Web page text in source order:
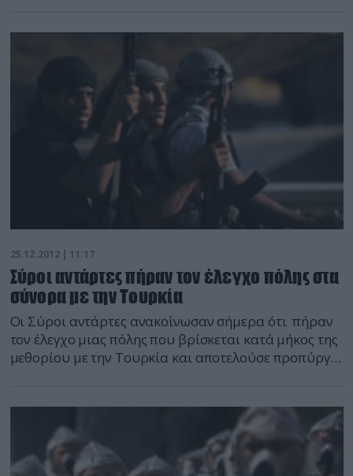
Μάρτιν Ο’Ντόνελ είπε ότι στόχος της επίθεσης ήταν η
βάση Τσάπμαν, που βρίσκεται στη Χοστ, κοντά στα
σύνορα με το Πακιστάν. Σύμφωνα με τις πρώτες
πληροφορίες, […]
25.12.2012 | 11:17
Σύροι αντάρτες πήραν τον έλεγχο πόλης στα
σύνορα με την Τουρκία
Οι Σύροι αντάρτες ανακοίνωσαν σήμερα ότι πήραν
τον έλεγχο μιας πόλης που βρίσκεται κατά μήκος της
μεθορίου με την Τουρκία και αποτελούσε προπύργιο
πάρουν τον έλεγχο από τις πρώτες πρωινές ώρες
όλης της περιοχής Χάρεμ, συμπεριλαμβανομένου
του στρατηγικού της κάστρου, η οποία αποτελούσε
[…]